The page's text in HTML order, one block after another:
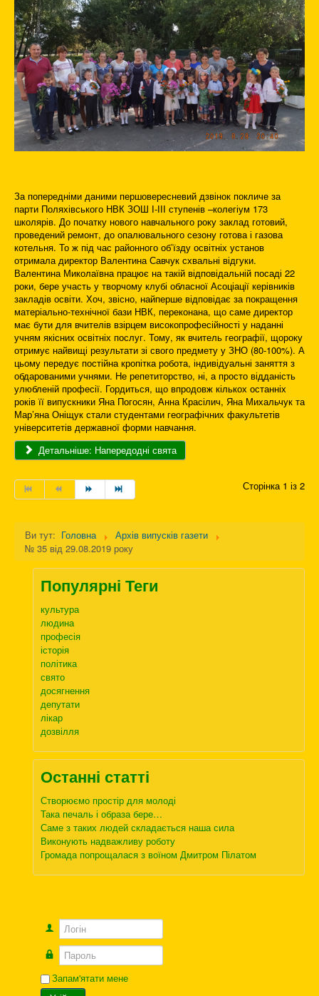
За попередніми даними першовересневий дзвінок покличе за
парти Поляхівського НВК ЗОШ І-ІІІ ступенів –колегіум 173
школярів. До початку нового навчального року заклад готовий,
проведений ремонт, до опалювального сезону готова і газова
котельня. То ж під час районного об’їзду освітніх установ
отримала директор Валентина Савчук схвальні відгуки.
Валентина Миколаївна працює на такій відповідальній посаді 22
роки, бере участь у творчому клубі обласної Асоціації керівників
закладів освіти. Хоч, звісно, найперше відповідає за покращення
матеріально-технічної бази НВК, переконана, що саме директор
має бути для вчителів взірцем високопрофесійності у наданні
учням якісних освітніх послуг. Тому, як вчитель географії, щороку
отримує найвищі результати зі свого предмету у ЗНО (80-100%). А
цьому передує постійна кропітка робота, індивідуальні заняття з
обдарованими учнями. Не репетиторство, ні, а просто відданість
улюбленій професії. Гордиться, що впродовж кількох останніх
років її випускники Яна Погосян, Анна Красілич, Яна Михальчук та
Мар’яна Оніщук стали студентами географічних факультетів
університетів державної форми навчання.
Детальніше: Напередодні свята
Сторінка 1 із 2
Ви тут: Головна
Архів випусків газети
№ 35 від 29.08.2019 року
Популярні Теги
культура
людина
професія
історія
політика
свято
досягнення
депутати
лікар
дозвілля
Останні статті
Створюємо простір для молоді
Така печаль і образа бере…
Саме з таких людей складається наша сила
Виконують надважливу роботу
Громада попрощалася з воїном Дмитром Пілатом
Логін
Пароль
Запам'ятати мене